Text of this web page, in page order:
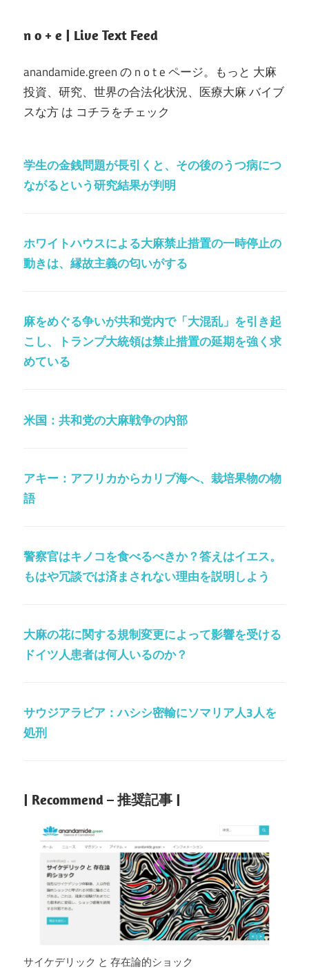
n o + e | Live Text Feed
anandamide.green の n o t e ページ。もっと 大麻
投資、研究、世界の合法化状況、医療大麻 バイブ
スな方 は コチラをチェック
学生の金銭問題が長引くと、その後のうつ病につ
ながるという研究結果が判明
ホワイトハウスによる大麻禁止措置の一時停止の
動きは、縁故主義の匂いがする
麻をめぐる争いが共和党内で「大混乱」を引き起
こし、トランプ大統領は禁止措置の延期を強く求
めている
米国：共和党の大麻戦争の内部
アキー：アフリカからカリブ海へ、栽培果物の物
語
警察官はキノコを食べるべきか？答えはイエス。
もはや冗談では済まされない理由を説明しよう
大麻の花に関する規制変更によって影響を受ける
ドイツ人患者は何人いるのか？
サウジアラビア：ハシシ密輸にソマリア人3人を
処刑
| Recommend – 推奨記事 |
サイケデリック と 存在論的ショック